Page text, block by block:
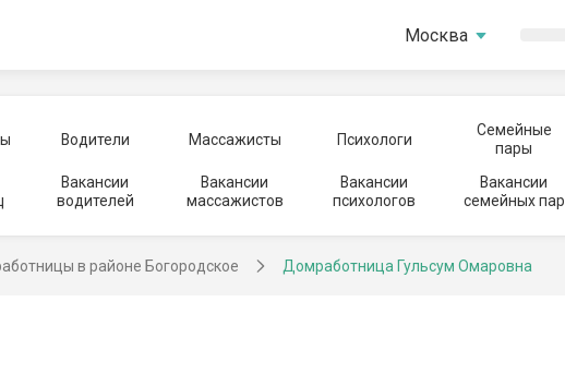
Москва
Водители Массажисты Психологи
Семейные
пары
Вакансии
водителей
Вакансии
массажистов
Вакансии
психологов
Вакансии
семейных пар
в районе Богородское Домработница Гульсум Омаровна